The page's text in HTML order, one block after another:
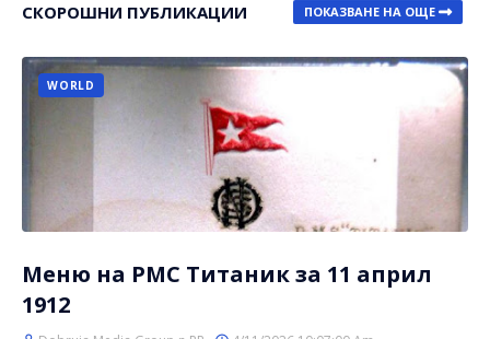
СКОРОШНИ ПУБЛИКАЦИИ ПОКАЗВАНЕ НА ОЩЕ
WORLD
Меню на РМС Титаник за 11 април
1912